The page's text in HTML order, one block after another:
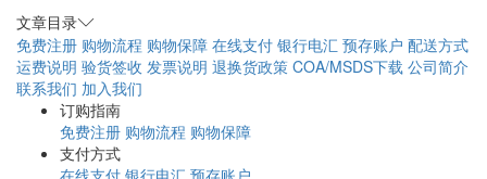
文章目录
免费注册 购物流程 购物保障 在线支付 银行电汇 预存账户 配送方式
运费说明 验货签收 发票说明 退换货政策 COA/MSDS下载 公司简介
联系我们 加入我们
订购指南
免费注册 购物流程 购物保障
支付方式